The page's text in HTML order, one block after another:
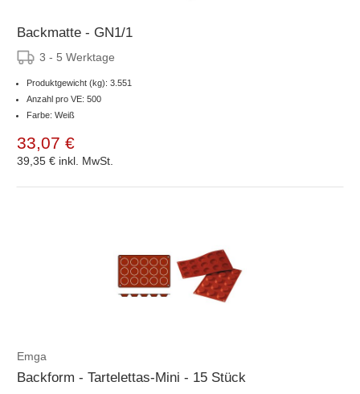
Backmatte - GN1/1
3 - 5 Werktage
Produktgewicht (kg): 3.551
Anzahl pro VE: 500
Farbe: Weiß
33,07 €
39,35 € inkl. MwSt.
Emga
Backform - Tartelettas-Mini - 15 Stück